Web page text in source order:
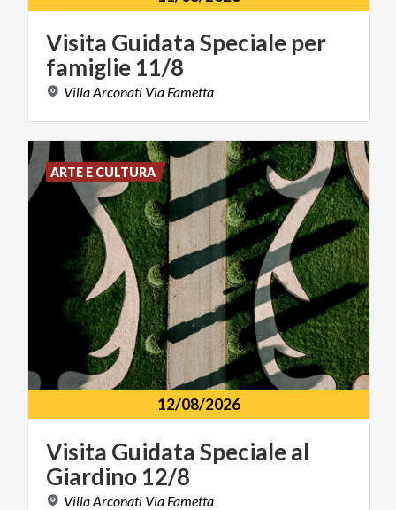
Visita GuidataSpeciale per
famiglie 11/8
VillaArconati Via Fametta
12/08/2026
Visita GuidataSpecialeal
Giardino 12/8
VillaArconati Via Fametta
ARTE E CULTURA